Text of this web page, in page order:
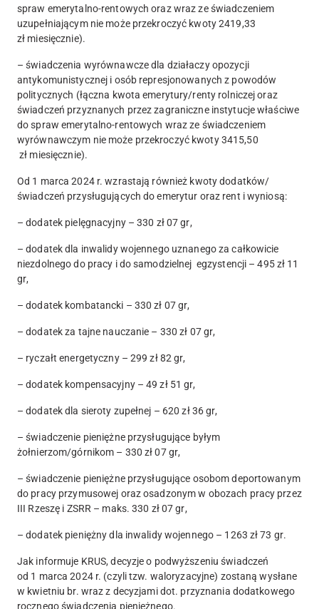
spraw emerytalno-rentowych oraz wraz ze świadczeniem
uzupełniającym nie może przekroczyć kwoty2419,33
zł miesięcznie).
– świadczenia wyrównawcze dla działaczy opozycji
antykomunistycznej i osób represjonowanych z powodów
politycznych (łączna kwota emerytury/renty rolniczej oraz
świadczeń przyznanych przez zagraniczne instytucje właściwe
do spraw emerytalno-rentowych wraz ze świadczeniem
wyrównawczym nie może przekroczyć kwoty3415,50
zł miesięcznie).
Od 1 marca 2024 r. wzrastają również kwoty dodatków/
świadczeń przysługujących do emerytur oraz rent i wyniosą:
– dodatek pielęgnacyjny –330 zł 07 gr,
– dodatek dla inwalidy wojennego uznanego za całkowicie
niezdolnego do pracy i do samodzielnej egzystencji –495 zł 11
gr,
– dodatek kombatancki – 330 zł 07 gr,
– dodatek za tajne nauczanie – 330 zł 07 gr,
– ryczałt energetyczny – 299 zł 82 gr,
– dodatek kompensacyjny –49 zł 51 gr,
– dodatek dla sieroty zupełnej – 620 zł 36 gr,
– świadczenie pieniężne przysługujące byłym
żołnierzom/górnikom – 330 zł 07 gr,
– świadczenie pieniężne przysługujące osobom deportowanym
do pracy przymusowej oraz osadzonym w obozach pracy przez
III Rzeszę i ZSRR – maks.330 zł 07 gr,
– dodatek pieniężny dla inwalidy wojennego – 1263 zł 73 gr.
Jak informuje KRUS, decyzje o podwyższeniu świadczeń
od 1 marca 2024 r. (czyli tzw. waloryzacyjne) zostaną wysłane
w kwietniu br. wraz z decyzjami dot. przyznania dodatkowego
rocznego świadczenia pieniężnego.